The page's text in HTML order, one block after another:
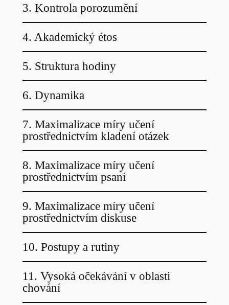
3. Kontrola porozumění
4. Akademický étos
5. Struktura hodiny
6. Dynamika
7. Maximalizace míry učení
prostřednictvím kladení otázek
8. Maximalizace míry učení
prostřednictvím psaní
9. Maximalizace míry učení
prostřednictvím diskuse
10. Postupy a rutiny
11. Vysoká očekávání v oblasti
chování